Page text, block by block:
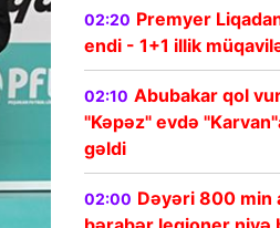
02:20 Premyer
endi - 1+1 illik
02:10 Abubakar qol
"Kəpəz" evdə
gəldi
02:00 Dəyəri 800 min